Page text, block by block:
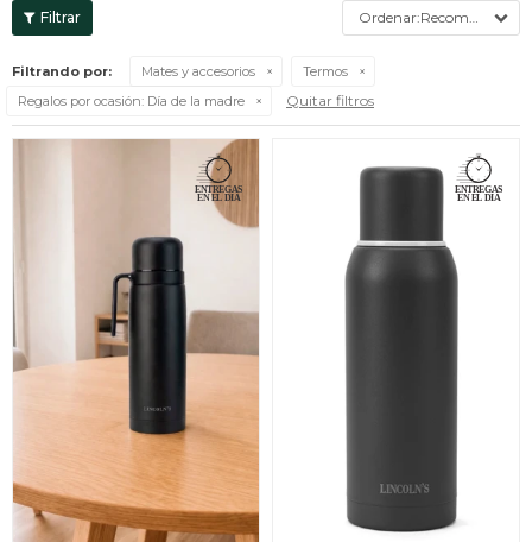
Recomendados
Filtrando por: Mates y accesorios
Termos
Regalos por ocasión: Día de la madre Quitar filtros